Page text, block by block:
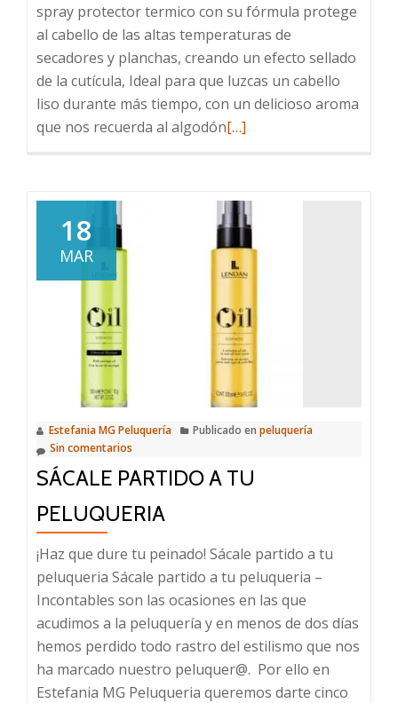
spray protector termico con su fórmula protege
al cabello de las altas temperaturas de
secadores y planchas, creando un efecto sellado
de la cutícula, Ideal para que luzcas un cabello
liso durante más tiempo, con un delicioso aroma
que nos recuerda al algodónLeer
Liss
Age
Spray
termico
[…]
18
MAR
Estefania MG Peluquería Publicado en peluquería
Sin comentarios
SÁCALE PARTIDO A TU
PELUQUERIA
¡Haz que dure tu peinado! Sácale partido a tu
peluqueria Sácale partido a tu peluqueria –
Incontables son las ocasiones en las que
acudimos a la peluquería y en menos de dos días
hemos perdido todo rastro del estilismo que nos
ha marcado nuestro peluquer@. Por ello en
Estefania MG Peluqueria queremos darte cinco